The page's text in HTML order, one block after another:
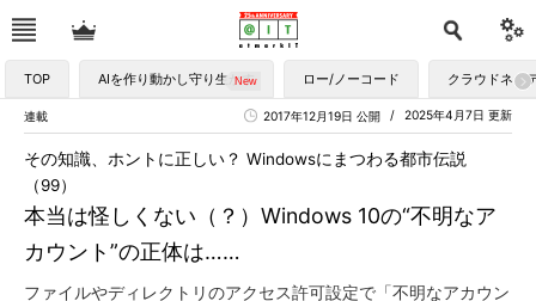
TOP AIを作り動かし守り生かす ロー/ノーコード クラウドネイ
連載 2025年4月7日 更新
2017年12月19日 公開
本当は怪しくない（？）Windows 10の“不明なア
カウント”の正体は……
その知識、ホントに正しい？ Windowsにまつわる都市伝説
（99）
ファイルやディレクトリのアクセス許可設定で「不明なアカウン